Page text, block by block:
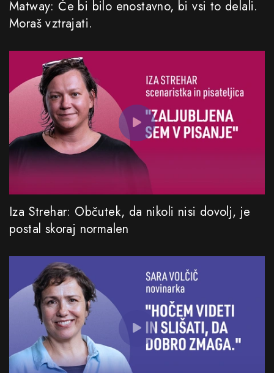
Matway: Če bi bilo enostavno, bi vsi to delali.
Moraš vztrajati.
Iza Strehar: Občutek, da nikoli nisi dovolj, je
postal skoraj normalen